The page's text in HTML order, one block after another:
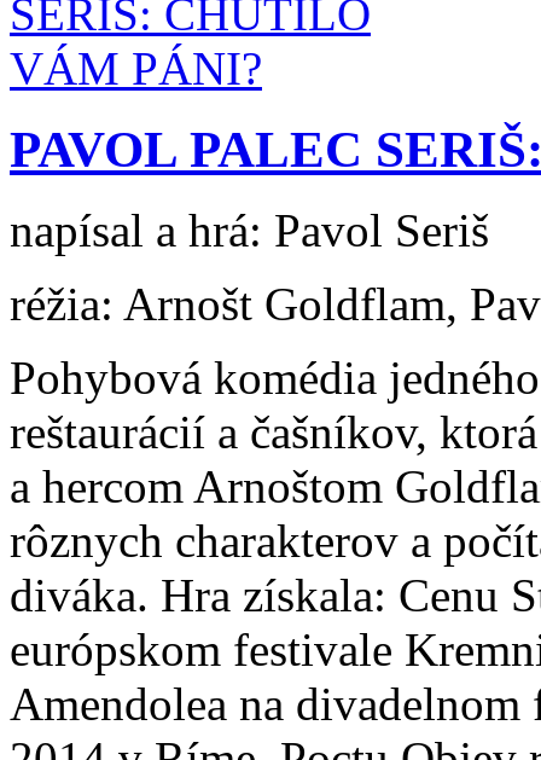
PAVOL PALEC
napísal a hrá: Pavol Seriš
réžia: Arnošt Goldflam,
Pohybová komédia
reštaurácií a čašníkov,
a hercom Arnoštom
rôznych charakterov a
diváka. Hra získala: Cenu
európskom festivale
Amendolea na divadelnom